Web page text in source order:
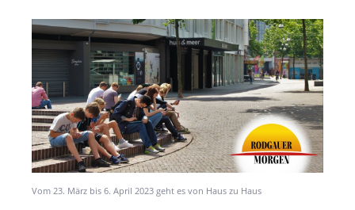
Vom 23. März bis 6. April 2023 geht es von Haus zu Haus